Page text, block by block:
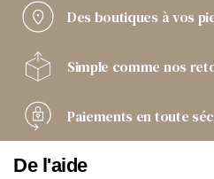
Des boutiques à vos
Simple comme nos
Paiements en toute
De l'aide